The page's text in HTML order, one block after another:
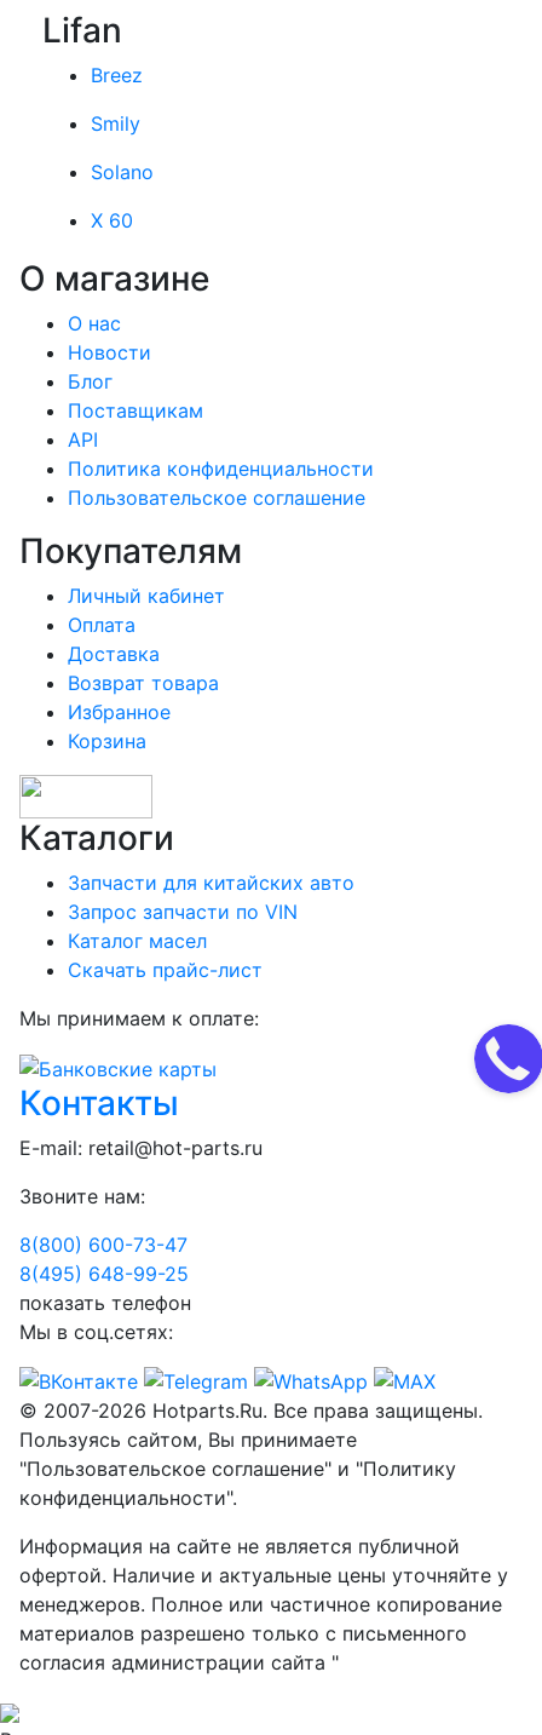
Lifan
Breez
Smily
Solano
X 60
О магазине
О нас
Новости
Блог
Поставщикам
API
Политика конфиденциальности
Пользовательское соглашение
Покупателям
Личный кабинет
Оплата
Доставка
Возврат товара
Избранное
Корзина
Каталоги
Запчасти для китайских авто
Запрос запчасти по VIN
Каталог масел
Скачать прайс-лист
Мы принимаем к оплате:
Контакты
E-mail: retail@hot-parts.ru
Звоните нам:
8(800) 600-73-47
8(495) 648-99-25
показать телефон
Мы в соц.сетях:
© 2007-2026 Hotparts.Ru. Все права защищены.
Пользуясь сайтом, Вы принимаете
"Пользовательское соглашение" и "Политику
конфиденциальности".
Информация на сайте не является публичной
офертой. Наличие и актуальные цены уточняйте у
менеджеров. Полное или частичное копирование
материалов разрешено только с письменного
согласия администрации сайта "